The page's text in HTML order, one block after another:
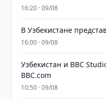
16:20 · 09/08
В Узбекистане
16:00 · 09/08
Узбекистан и BBC
BBC.com
10:50 · 09/08